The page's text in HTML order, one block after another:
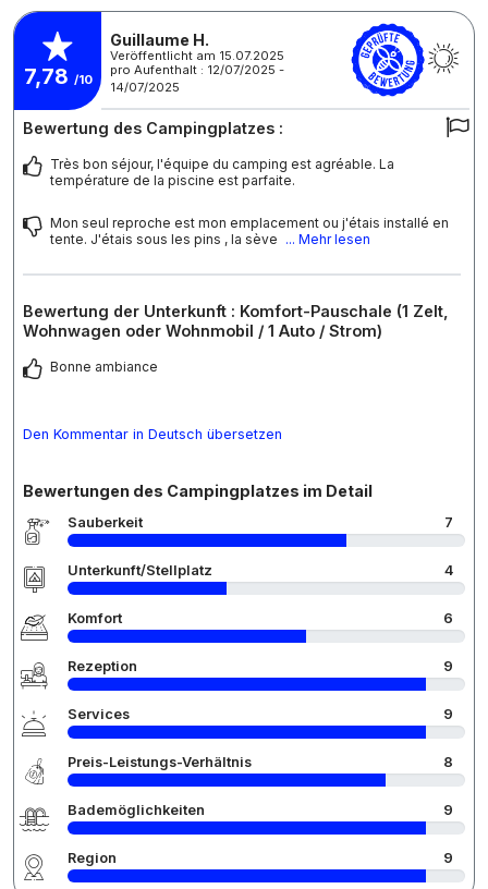
7,78 /10
Guillaume H.
Veröffentlicht am 15.07.2025
pro Aufenthalt : 12/07/2025 -
14/07/2025
Bewertung des Campingplatzes :
Très bon séjour, l'équipe du camping est agréable. La
température de la piscine est parfaite.
Mon seul reproche est mon emplacement ou j'étais installé en
tente. J'étais sous les pins , la sève ... Mehr lesen
Bewertung der Unterkunft : Komfort-Pauschale (1 Zelt,
Wohnwagen oder Wohnmobil / 1 Auto / Strom)
Bonne ambiance
Den Kommentar in Deutsch übersetzen
Bewertungen des Campingplatzes im Detail
Sauberkeit 7
Unterkunft/Stellplatz 4
Komfort 6
Rezeption 9
Services 9
Preis-Leistungs-Verhältnis 8
Bademöglichkeiten 9
Region 9